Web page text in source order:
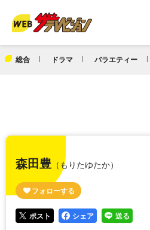
総合 ドラマ バラエティー
森田豊 （もりたゆたか）
ポスト シェア 送る